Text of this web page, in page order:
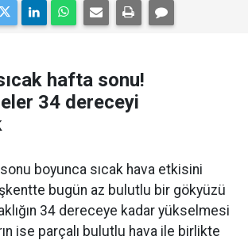
hafta sonu!
34 dereceyi
boyunca sıcak hava etkisini
bugün az bulutlu bir gökyüzü
34 dereceye kadar yükselmesi
ise parçalı bulutlu hava ile birlikte